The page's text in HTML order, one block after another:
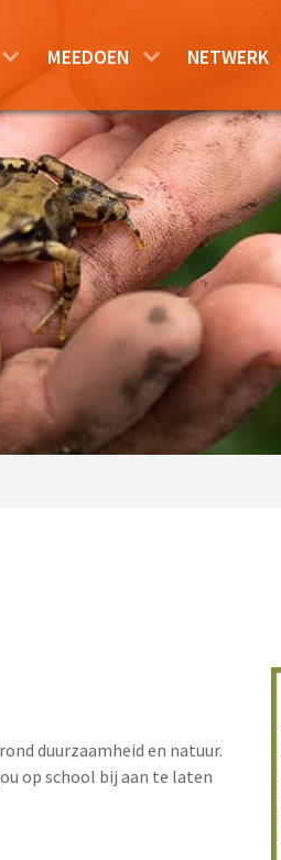
MEEDOEN NETWERK
duurzaamheid en natuur.
op school bij aan te laten